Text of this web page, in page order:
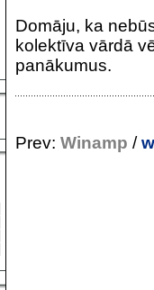
Domāju, ka
kolektīva vārdā
panākumus.
Prev: Winamp /